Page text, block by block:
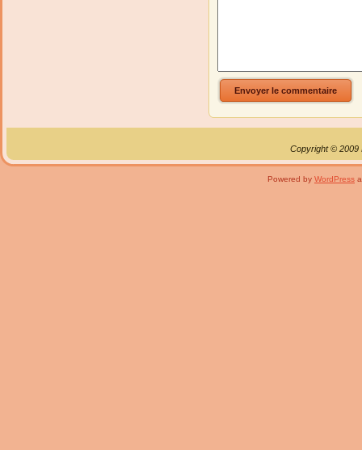
Copyright © 2009
Powered by WordPress